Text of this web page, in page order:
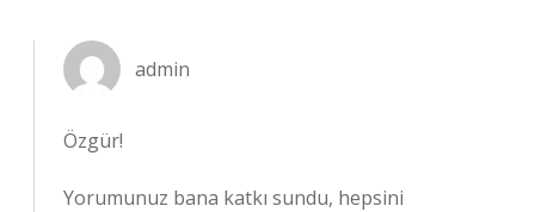
admin
Özgür!
Yorumunuz bana katkı sundu, hepsini